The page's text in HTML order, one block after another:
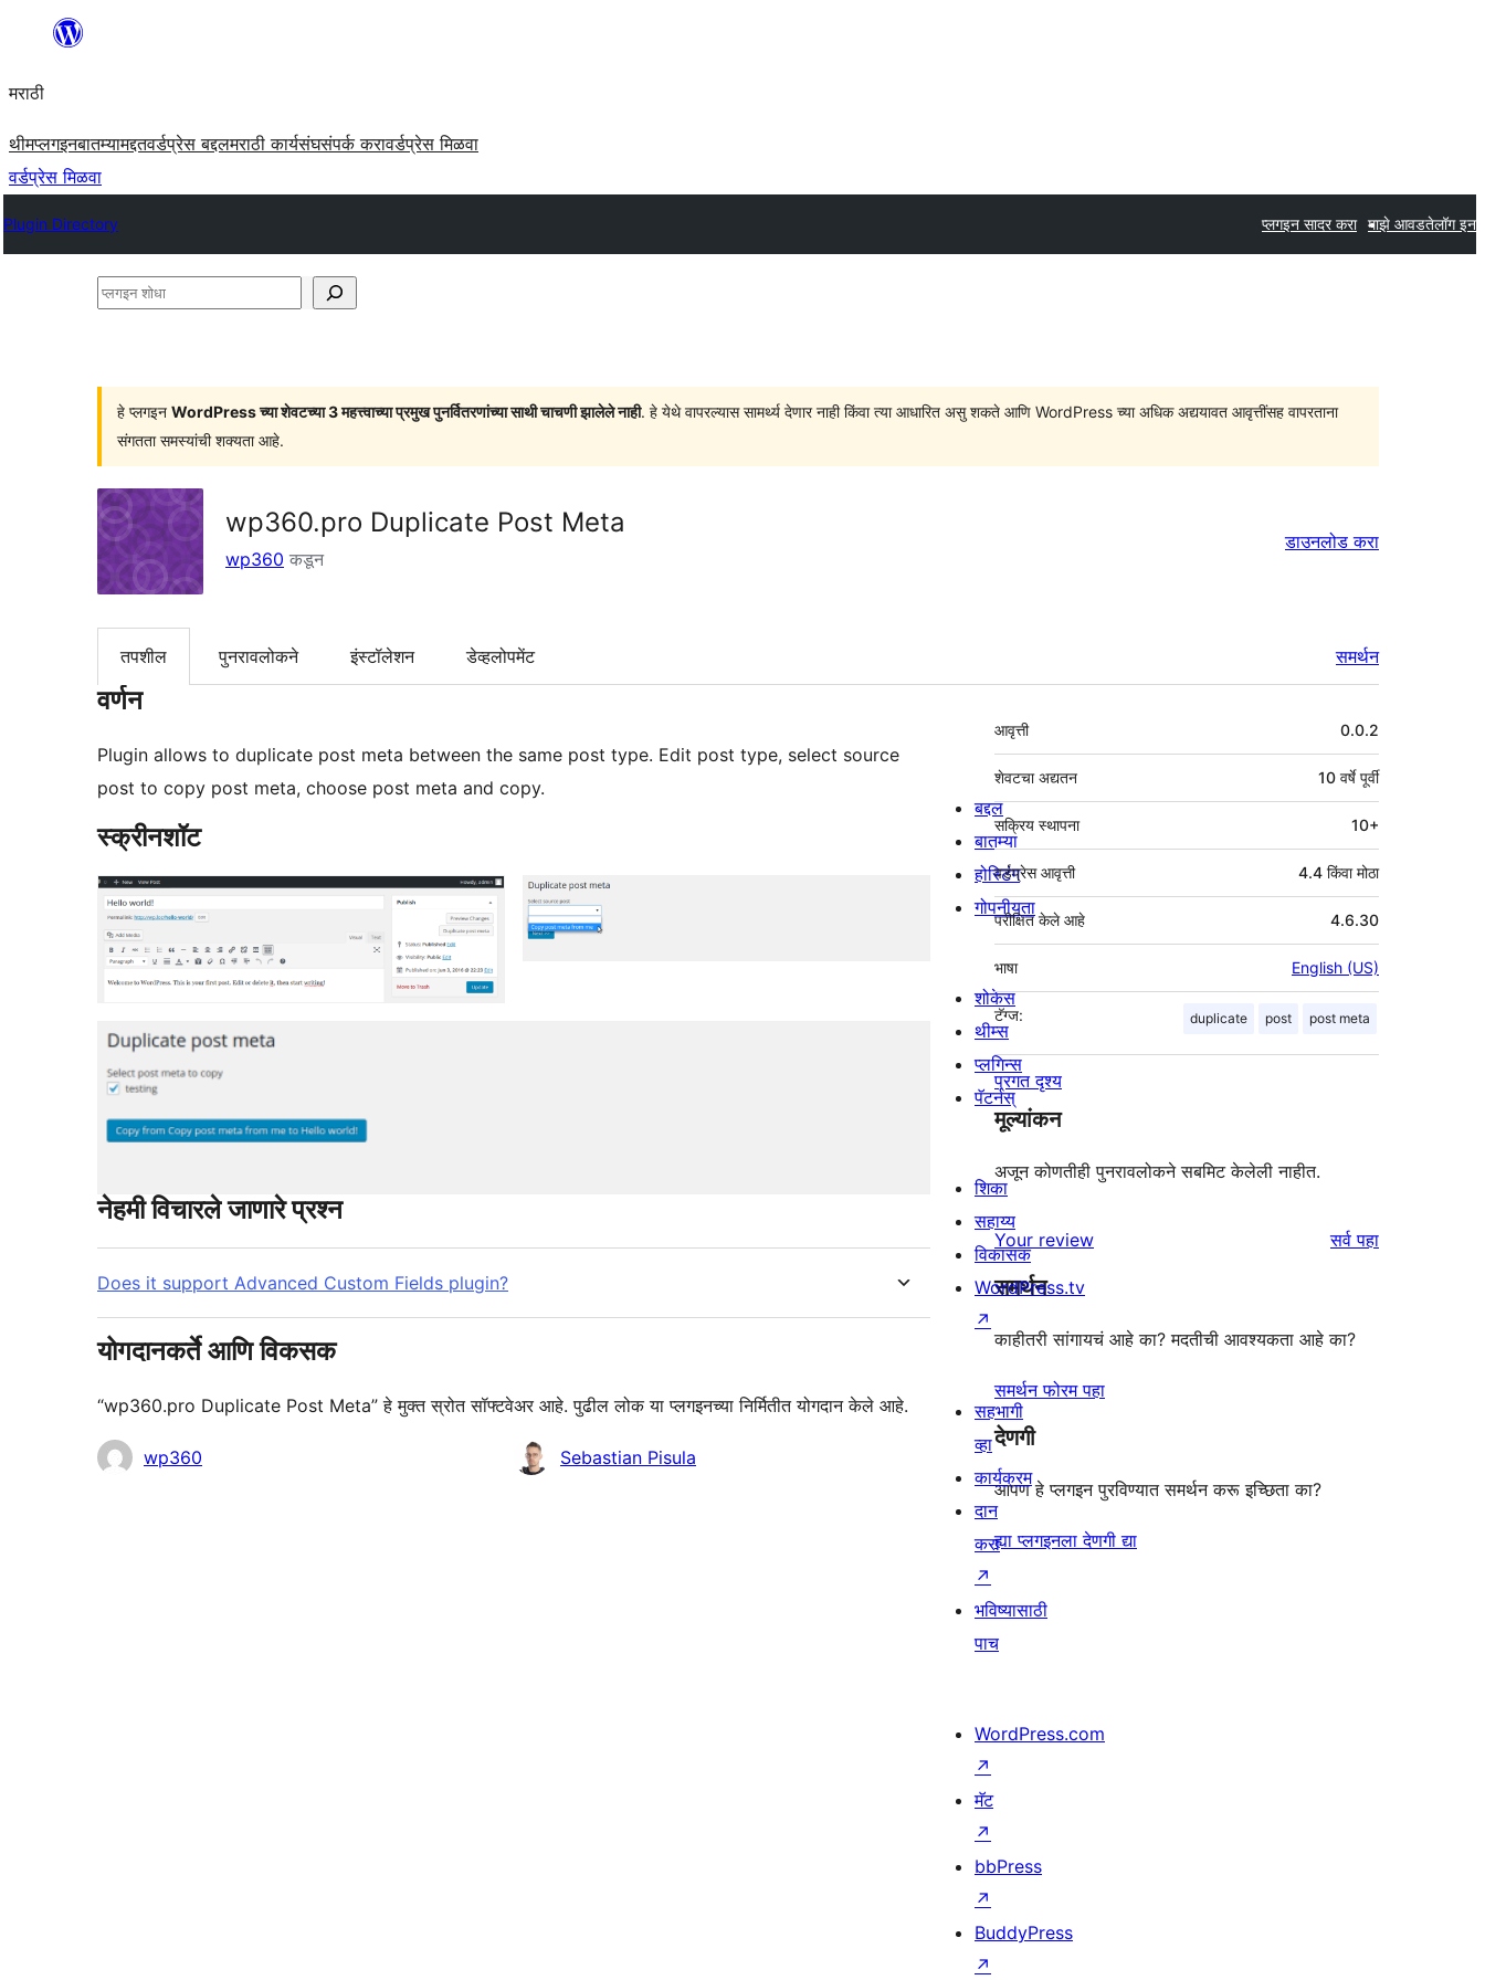
सामुग्रीवर
मराठी
थीमप्लगइनबातम्यामद्दतवर्डप्रेस बद्दलमराठी कार्यसंघसंपर्क करावर्डप्रेस मिळवा
वर्डप्रेस मिळवा
Plugin Directory प्लगइन सादर करा माझे आवडतेलॉग इन
प्लगइन
हे प्लगइन WordPress च्या शेवटच्या 3 महत्त्वाच्या प्रमुख पुनर्वितरणांच्या साथी चाचणी झालेले नाही. हे येथे वापरल्यास सामर्थ्य देणार नाही किंवा त्या आधारित असु शकते आणि WordPress च्या अधिक अद्ययावत आवृत्तींसह वापरताना
संगतता समस्यांची शक्यता आहे.
wp360.pro Duplicate Post Meta
wp360 कडून
डाउनलोड करा
तपशील पुनरावलोकने इंस्टॉलेशन डेव्हलोपमेंट समर्थन
वर्णन
Plugin allows to duplicate post meta between the same post type. Edit post type, select source
post to copy post meta, choose post meta and copy.
स्क्रीनशॉट
नेहमी विचारले जाणारे प्रश्न
Does it support Advanced Custom Fields plugin?
योगदानकर्ते आणि विकसक
“wp360.pro Duplicate Post Meta” हे मुक्त स्रोत सॉफ्टवेअर आहे. पुढील लोक या प्लगइनच्या निर्मितीत योगदान केले आहे.
योगदानकर्तेwp360 Sebastian Pisula
मेटा
आवृत्ती 0.0.2
शेवटचा अद्यतन 10 वर्षे पूर्वी
सक्रिय स्थापना 10+
वर्डप्रेस आवृत्ती 4.4 किंवा मोठा
परीक्षित केले आहे 4.6.30
भाषा English (US)
टॅग्ज: duplicate post post meta
प्रगत दृश्य
मूल्यांकन
अजून कोणतीही पुनरावलोकने सबमिट केलेली नाहीत.
Your review सर्वपुनरावलोकने
पहा
समर्थन
काहीतरी सांगायचं आहे का? मदतीची आवश्यकता आहे का?
समर्थन फोरम पहा
देणगी
आपण हे प्लगइन पुरविण्यात समर्थन करू इच्छिता का?
ह्या प्लगइनला देणगी द्या
बद्दल
बातम्या
होस्टिंग
गोपनीयता
शोकेस
थीम्स
प्लगिन्स
पॅटर्नस्
शिका
सहाय्य
विकासक
WordPress.tv
↗
सहभागी
व्हा
कार्यक्रम
दान
करा
↗
भविष्यासाठी
पाच
WordPress.com
↗
मॅट
↗
bbPress
↗
BuddyPress
↗